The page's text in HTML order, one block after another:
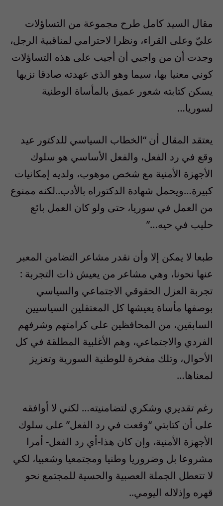
مقال السيد كامل طرح مجموعة من التساؤلات
عليّ وعلى القراء، ونظرا لاحترامي لمناقبية الرجل،
وجدت أن من واجبي أن أجيب على هذه التساؤلات
كوني معنيا بها، سيما وهو الذي عهدته صادقا نزيها
يسكن كتابته شعور عميق بالمأساة الوطنية
لسوريا…
يعتقد المقال أن “الخطاب السياسي للدكتور عيد
وقع في رد الفعل، والفعل الأساسي هو سلوك
الأجهزة الأمنية مع شخص موهوب، ولديه إمكانيات
كبيرة…ويحمل شهادة الدكتوراه بالأدب..لكنه ممنوع
من العمل في سوريا، حتى ولو كان العمل بائع
حليب في حيه…”
طبعا لا يمكن إلا وأن نقدر مشاعر التضامن المعبر
عنها نحونا، وهي مشاعر من يعيش ذات التجربة :
تجربة العزل الحقوقي الاجتماعي والسياسي
بوصفها مأساة يعيشها كل المعتقلين السياسيين
السابقين، من المحافظين على كرامتهم وشرفهم
الفردي والاجتماعي، وهم الأغلبية المطلقة في كل
الأحوال، وتلك مفخرة للوطنية السورية وتعزيز
لمعناها…
رغم تقديري وشكري لتضامنيته… لكني لا أوافقه
على أن كتابتي “وقعت في رد الفعل” على سلوك
الأجهزة الأمنية، وإن كان هذا-أي رد الفعل- أمرا
مشروعا بل وضروريا وطنيا ومجتمعيا وشعبيا، لكي
لا تتعطل الجملة العصبية والحسية للمجتمع نحو
قهره وإذلاله اليومي..